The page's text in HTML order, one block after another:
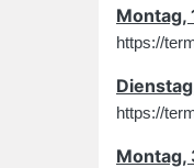
Montag,
https://
https://
Montag,